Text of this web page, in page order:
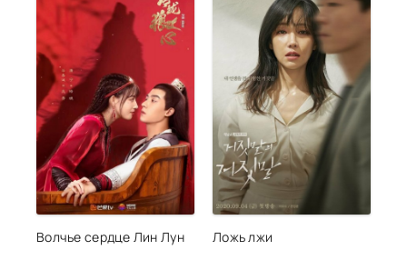
Волчье сердце Лин Лун Ложь лжи